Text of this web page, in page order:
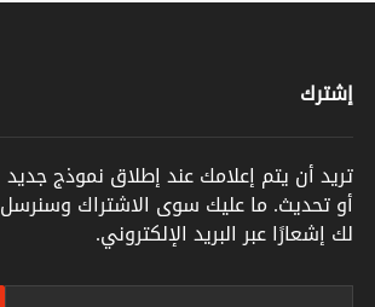
إشترك
تريد أن يتم إعلامك عند إطلاق نموذج جديد
أو تحديث. ما عليك سوى الاشتراك وسنرسل
لك إشعارًا عبر البريد الإلكتروني.